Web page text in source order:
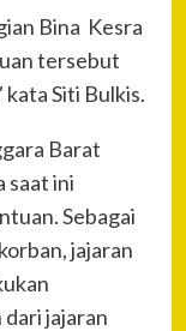
Bina Kesra
tersebut
kata Siti Bulkis.
Barat
saat ini
Sebagai
jajaran
jajaran